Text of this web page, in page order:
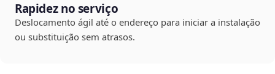
Rapidez no serviço
Deslocamento ágil até o endereço para iniciar a instalação
ou substituição sem atrasos.